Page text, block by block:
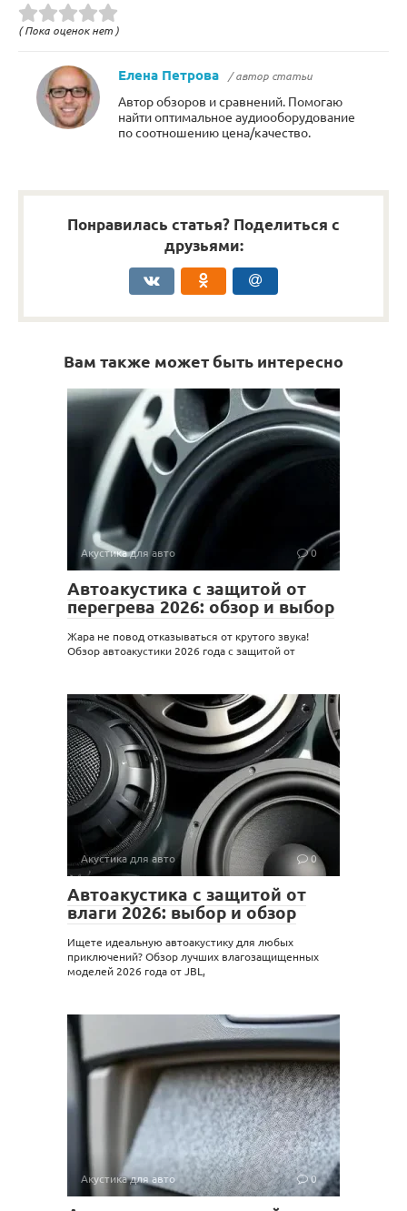
( Пока оценок нет )
Елена Петрова / автор статьи
Автор обзоров и сравнений. Помогаю
найти оптимальное аудиооборудование
по соотношению цена/качество.
Понравилась статья? Поделиться с
друзьями:
Вам также может быть интересно
Акустика для авто 0
Автоакустика с защитой от
перегрева 2026: обзор и выбор
Жара не повод отказываться от крутого звука!
Обзор автоакустики 2026 года с защитой от
Акустика для авто 0
Автоакустика с защитой от
влаги 2026: выбор и обзор
Ищете идеальную автоакустику для любых
приключений? Обзор лучших влагозащищенных
моделей 2026 года от JBL,
Акустика для авто 0